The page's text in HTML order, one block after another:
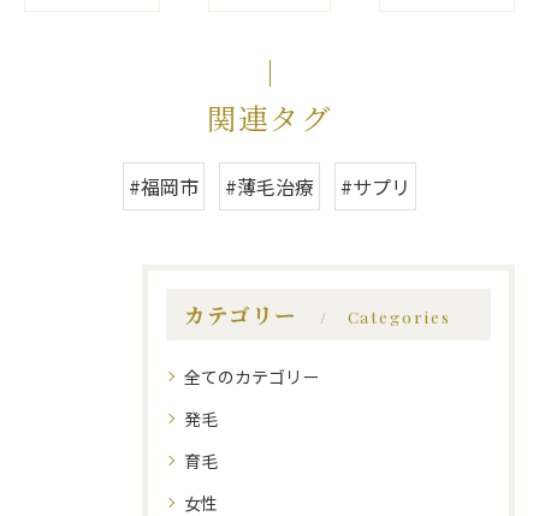
関連タグ
#福岡市 #薄毛治療 #サプリ
カテゴリー Categories
全てのカテゴリー
発毛
育毛
女性